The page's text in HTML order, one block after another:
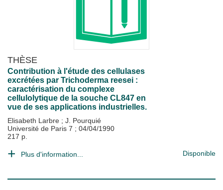
THÈSE
Contribution à l'étude des cellulases
excrétées par Trichoderma reesei :
caractérisation du complexe
cellulolytique de la souche CL847 en
vue de ses applications industrielles.
Elisabeth Larbre ; J. Pourquié
Université de Paris 7 ; 04/04/1990
217 p.
Plus d'information... Disponible